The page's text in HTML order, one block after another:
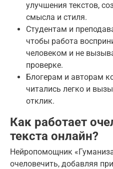
улучшения текстов,
смысла и стиля.
Студентам и
чтобы работа
человеком и не
проверке.
Блогерам и авторам
читались легко и
отклик.
Как работает
текста онлайн?
Нейропомощник
очеловечить, добавляя